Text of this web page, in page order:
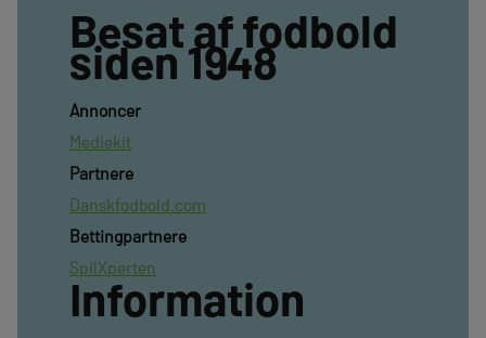
Besat af fodbold
siden 1948
Annoncer
Mediekit
Partnere
Danskfodbold.com
Bettingpartnere
SpilXperten
Information